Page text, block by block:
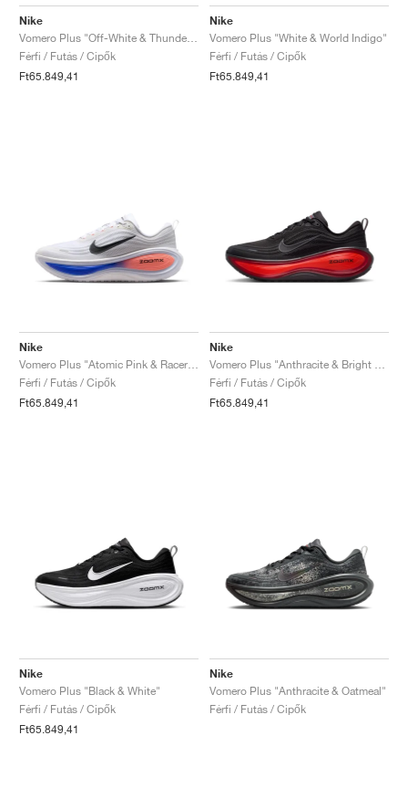
Nike
Férfi / Futás / Cipők
Ft65.849,41
Nike
Vomero Plus "White & World Indigo"
Férfi / Futás / Cipők
Ft65.849,41
Nike
Férfi / Futás / Cipők
Ft65.849,41
Nike
Férfi / Futás / Cipők
Ft65.849,41
Nike
Vomero Plus "Black & White"
Férfi / Futás / Cipők
Ft65.849,41
Nike
Vomero Plus "Anthracite & Oatmeal"
Férfi / Futás / Cipők